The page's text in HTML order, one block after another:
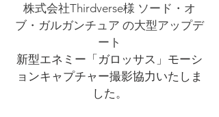
株式会社Thirdverse様 ソード・オ
ブ・ガルガンチュア の大型アップデ
ート
新型エネミー「ガロッサス」モーシ
ョンキャプチャー撮影協力いたしま
した。